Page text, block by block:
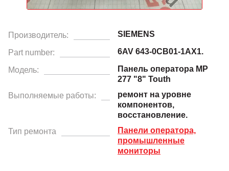
Производитель: SIEMENS
Part number: 6AV 643-0CB01-1AX1.
Модель:
Панель оператора MP
277 "8" Touth
Выполняемые работы:
ремонт на уровне
компонентов,
восстановление.
Тип ремонта
Панели оператора,
промышленные
мониторы